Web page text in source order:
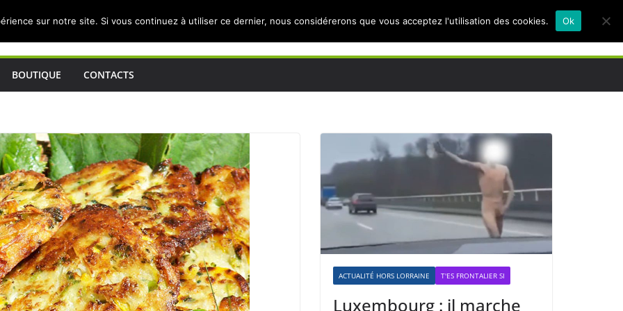
BOUTIQUE CONTACTS
ACTUALITÉ HORS LORRAINE T'ES FRONTALIER SI
Luxembourg : il marche
sur notre site. Si vous continuez à utiliser ce dernier, nous considérerons que vous acceptez l'utilisation des cookies. Ok